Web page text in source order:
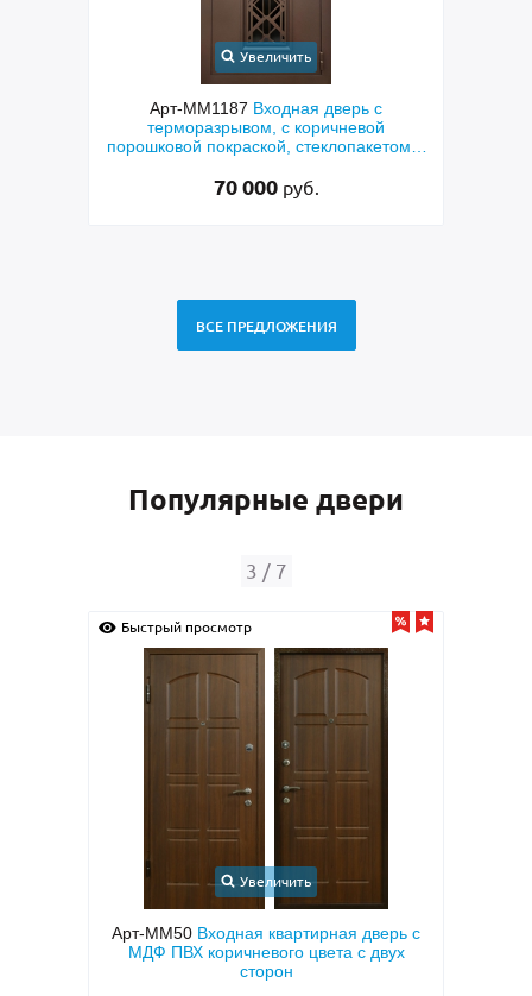
Увеличить
Арт-ММ1187 Входная дверь с
терморазрывом, с коричневой
порошковой покраской, стеклопакетом и
70 000 руб.
ВСЕ ПРЕДЛОЖЕНИЯ
Популярные двери
3 / 7
Быстрый просмотр
Увеличить
Арт-ММ50 Входная квартирная дверь с
МДФ ПВХ коричневого цвета с двух
сторон